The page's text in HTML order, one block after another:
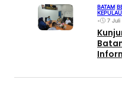
BATAM
•
7 Juli